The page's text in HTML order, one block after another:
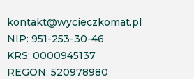
kontakt@wycieczkomat.pl
NIP: 951-253-30-46
KRS: 0000945137
REGON: 520978980